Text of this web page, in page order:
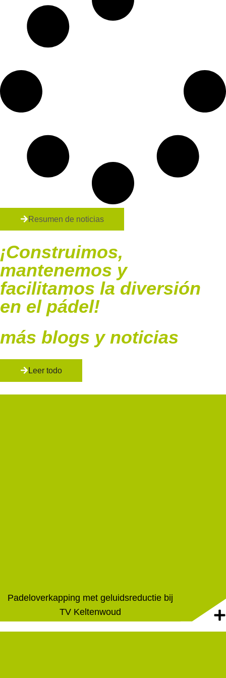
Resumen de noticias
¡Construimos,
mantenemos y
facilitamos la diversión
en el pádel!
más blogs y noticias
Leer todo
Padeloverkapping met geluidsreductie bij
TV Keltenwoud